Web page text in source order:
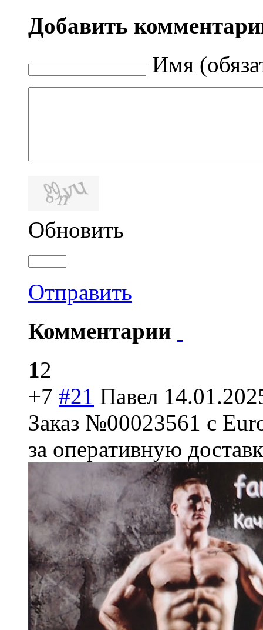
Добавить
Имя
Обновить
Отправить
Комментарии
12
+7 #21 Павел
Заказ №00023561 с
за оперативную